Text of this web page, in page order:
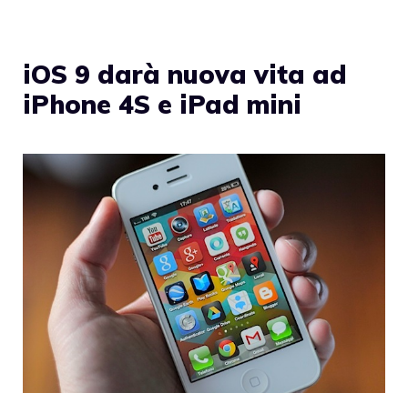
iOS 9 darà nuova vita ad
iPhone 4S e iPad mini